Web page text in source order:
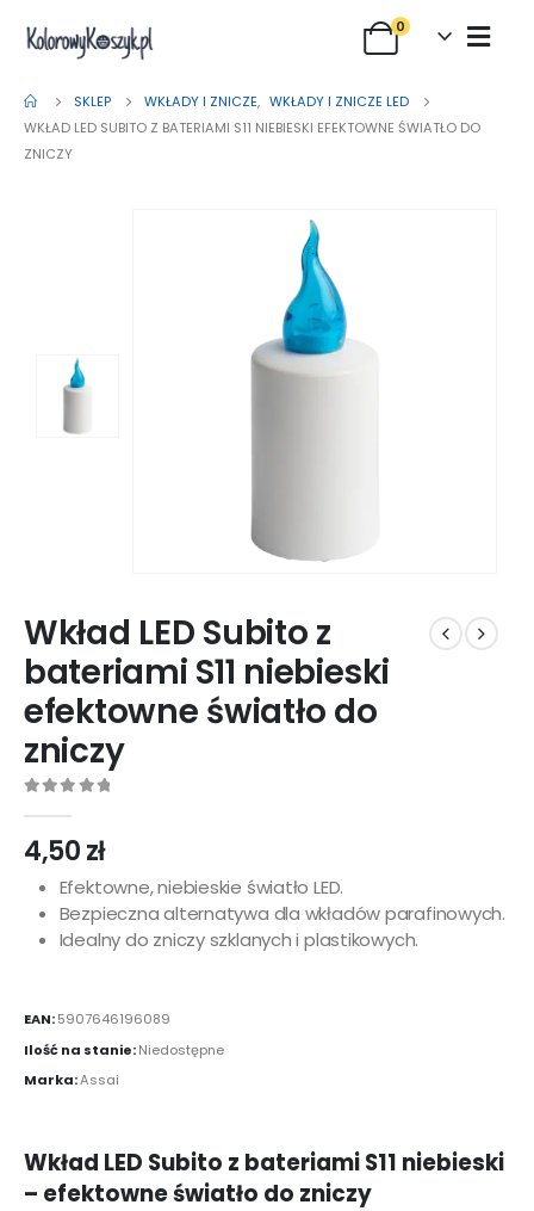
0
SKLEP WKŁADY I ZNICZE, WKŁADY I ZNICZE LED
WKŁAD LED SUBITO Z BATERIAMI S11 NIEBIESKI EFEKTOWNE ŚWIATŁO DO
ZNICZY
Wkład LED Subito z
bateriami S11 niebieski
efektowne światło do
zniczy
4,50zł
Efektowne, niebieskie światło LED.
Bezpieczna alternatywa dla wkładów parafinowych.
Idealny do zniczy szklanych i plastikowych.
EAN:5907646196089
Ilość na stanie:Niedostępne
Marka:Assai
Wkład LED Subito z bateriami S11 niebieski
– efektowne światło do zniczy